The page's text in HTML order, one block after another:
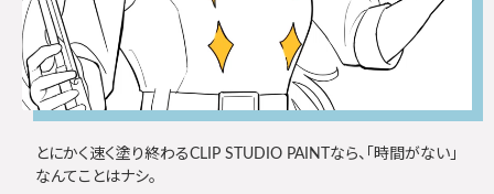
とにかく速く塗り終わるCLIP STUDIO PAINTなら、「時間がない」
なんてことはナシ。